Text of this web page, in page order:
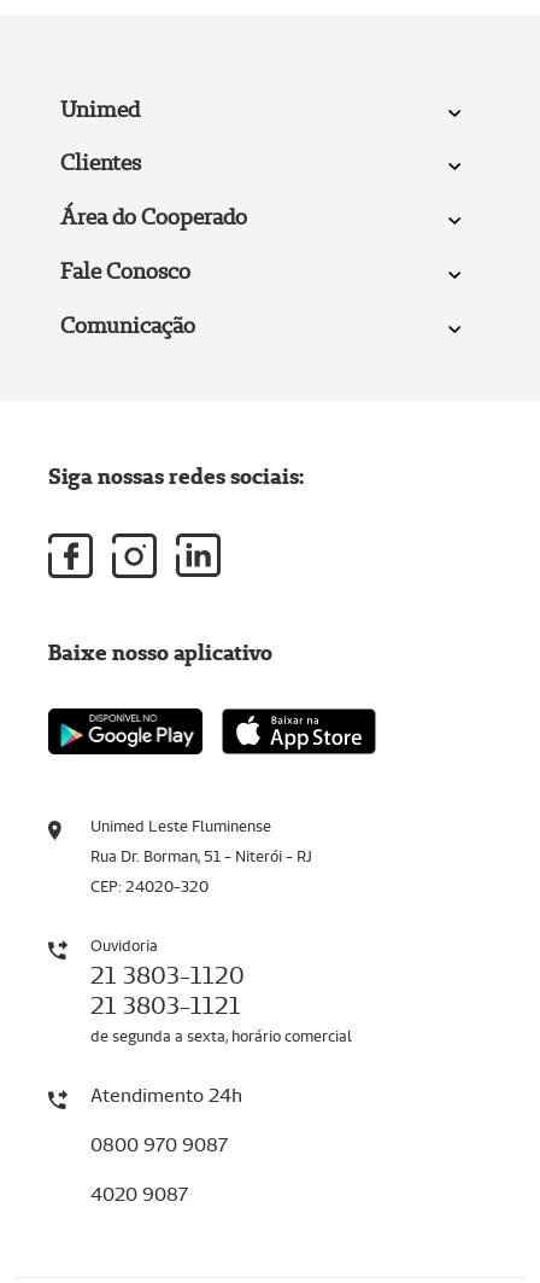
Unimed
Clientes
Área do Cooperado
Fale Conosco
Comunicação
Unimed Leste Fluminense
Rua Dr. Borman, 51 - Niterói - RJ
CEP: 24020-320
Ouvidoria
21 3803-1120
21 3803-1121
de segunda a sexta, horário comercial
Atendimento 24h
0800 970 9087
4020 9087
Siga nossas redes sociais:
Baixe nosso aplicativo